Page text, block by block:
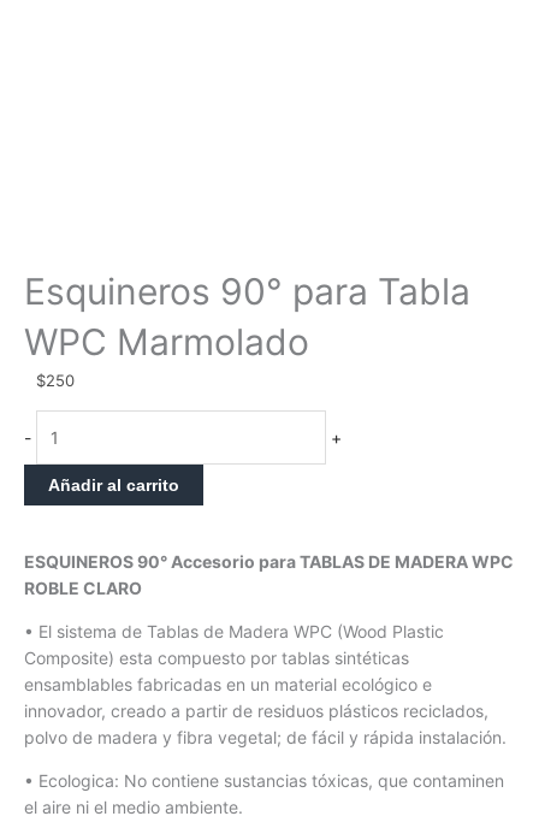
Esquineros 90° para Tabla
WPC Marmolado
$250
-
90°
para
Tabla
Marmolado
cantidad
+
Añadir al carrito
ESQUINEROS 90° Accesorio para TABLAS DE MADERA WPC
ROBLE CLARO
• El sistema de Tablas de Madera WPC (Wood Plastic
Composite) esta compuesto por tablas sintéticas
ensamblables fabricadas en un material ecológico e
innovador, creado a partir de residuos plásticos reciclados,
polvo de madera y fibra vegetal; de fácil y rápida instalación.
• Ecologica: No contiene sustancias tóxicas, que contaminen
el aire ni el medio ambiente.